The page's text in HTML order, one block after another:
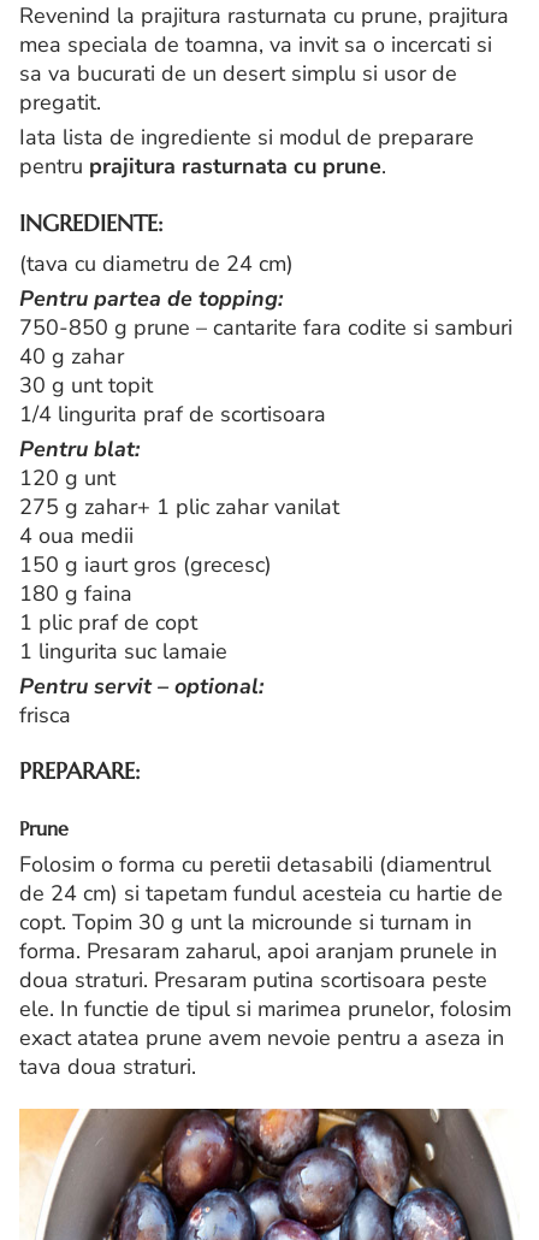
Revenind la prajitura rasturnata cu prune, prajitura
mea speciala de toamna, va invit sa o incercati si
sa va bucurati de un desert simplu si usor de
pregatit.
Iata lista de ingrediente si modul de preparare
pentru prajitura rasturnata cu prune.
INGREDIENTE:
(tava cu diametru de 24 cm)
Pentru partea de topping:
750-850 g prune – cantarite fara codite si samburi
40 g zahar
30 g unt topit
1/4 lingurita praf de scortisoara
Pentru blat:
120 g unt
275 g zahar+ 1 plic zahar vanilat
4 oua medii
150 g iaurt gros (grecesc)
180 g faina
1 plic praf de copt
1 lingurita suc lamaie
Pentru servit – optional:
frisca
PREPARARE:
Prune
Folosim o forma cu peretii detasabili (diamentrul
de 24 cm) si tapetam fundul acesteia cu hartie de
copt. Topim 30 g unt la microunde si turnam in
forma. Presaram zaharul, apoi aranjam prunele in
doua straturi. Presaram putina scortisoara peste
ele. In functie de tipul si marimea prunelor, folosim
exact atatea prune avem nevoie pentru a aseza in
tava doua straturi.